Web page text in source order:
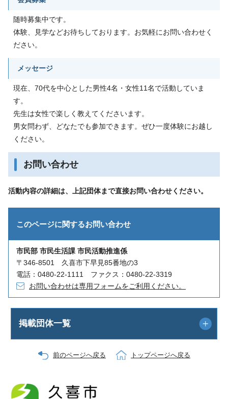
随時募集中です。
体験、見学などお待ちしております。お気軽にお問い合わせく
ださい。
メッセージ
現在、70代を中心とした男性4名・女性11名で活動していま
す。
先生は女性で楽しく教えてくださいます。
男女問わず、どなたでも参加できます。ぜひ一度体験にお越し
ください。
お問い合わせ
活動内容の詳細は、上記団体まで直接お問い合わせください。
このページに関するお問い合わせ
市民部 市民生活課 市民活動推進係
〒346-8501 久喜市下早見85番地の3
電話：0480-22-1111 ファクス：0480-22-3319
お問い合わせは専用フォームをご利用ください。
掲載団体一覧
前のページへ戻る トップページへ戻る